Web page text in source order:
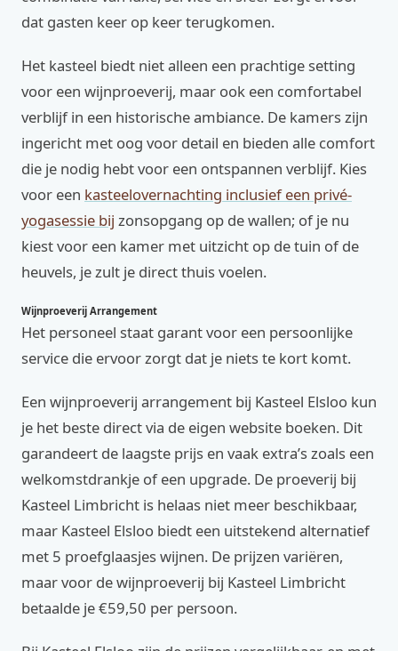
dat gasten keer op keer terugkomen.
Het kasteel biedt niet alleen een prachtige setting
voor een wijnproeverij, maar ook een comfortabel
verblijf in een historische ambiance. De kamers zijn
ingericht met oog voor detail en bieden alle comfort
die je nodig hebt voor een ontspannen verblijf. Kies
voor een kasteelovernachting inclusief een privé-
yogasessie bij zonsopgang op de wallen; of je nu
kiest voor een kamer met uitzicht op de tuin of de
heuvels, je zult je direct thuis voelen.
Wijnproeverij Arrangement
Het personeel staat garant voor een persoonlijke
service die ervoor zorgt dat je niets te kort komt.
Een wijnproeverij arrangement bij Kasteel Elsloo kun
je het beste direct via de eigen website boeken. Dit
garandeert de laagste prijs en vaak extra’s zoals een
welkomstdrankje of een upgrade. De proeverij bij
Kasteel Limbricht is helaas niet meer beschikbaar,
maar Kasteel Elsloo biedt een uitstekend alternatief
met 5 proefglaasjes wijnen. De prijzen variëren,
maar voor de wijnproeverij bij Kasteel Limbricht
betaalde je €59,50 per persoon.